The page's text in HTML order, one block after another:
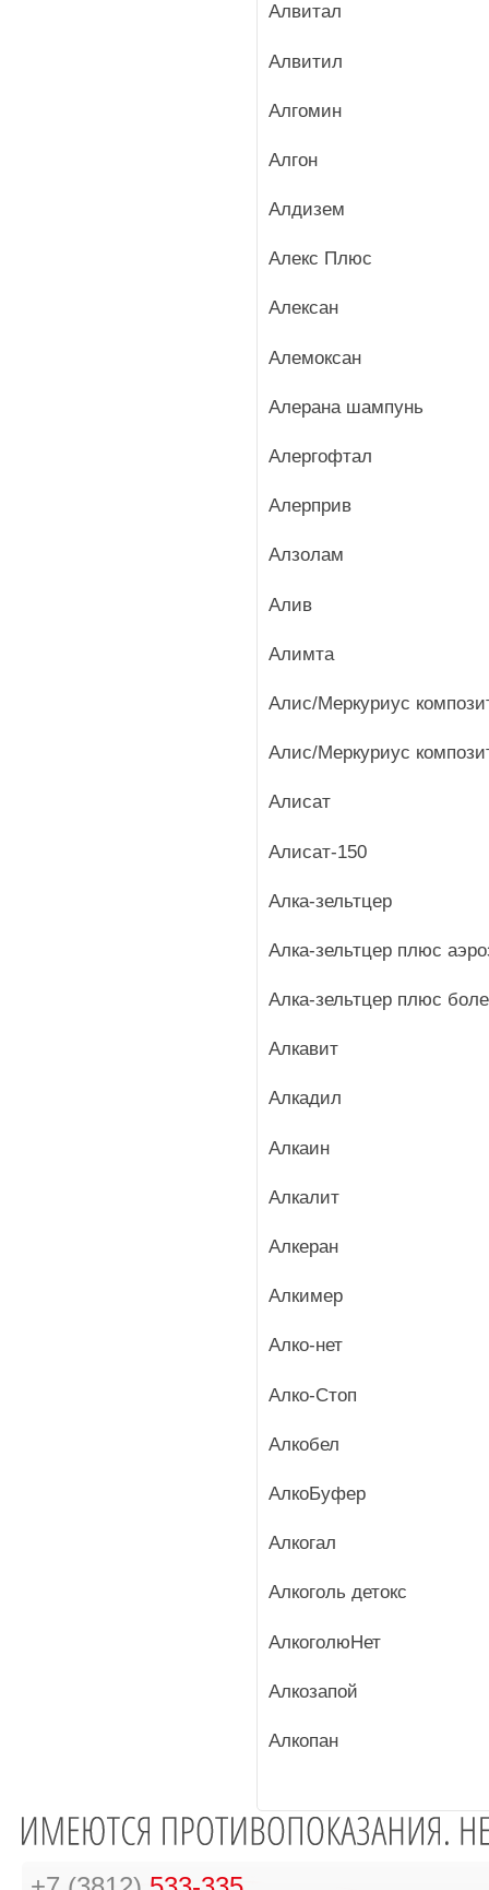
Алвитал
Алвитил
Алгомин
Алгон
Алдизем
Алекс Плюс
Алексан
Алемоксан
Алерана шампунь
Алергофтал
Алерприв
Алзолам
Алив
Алимта
Алис/Меркуриус
Алис/Меркуриус
Алисат
Алисат-150
Алка-зельтцер
Алка-зельтцер плюс
Алка-зельтцер плюс
Алкавит
Алкадил
Алкаин
Алкалит
Алкеран
Алкимер
Алко-нет
Алко-Стоп
Алкобел
АлкоБуфер
Алкогал
Алкоголь детокс
АлкоголюНет
Алкозапой
Алкопан